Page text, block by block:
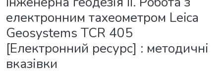
електронним тахеометром Leica
Geosystems TCR 405
[Електронний ресурс] : методичні
вказівки